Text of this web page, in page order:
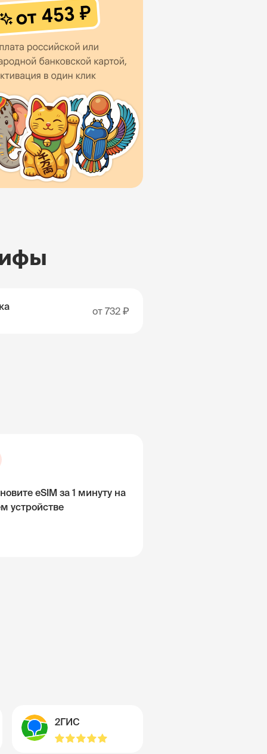
от 732 ₽
eSIM за 1 минуту на
устройстве
2ГИС